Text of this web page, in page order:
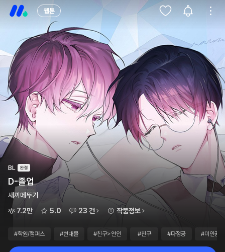
웹툰
BL
D-졸업
새끼메뚜기
7.2만
5.0 23 건 작품정보
#학원/캠퍼스 #현대물 #친구>연인 #친구 #다정공 #미인공